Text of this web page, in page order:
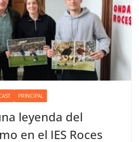
PRINCIPAL
leyenda del
en el IES Roces